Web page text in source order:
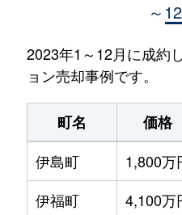
～
2023年1～12月に成約
ョン売却事例です。
町名 価格
伊島町
1,800万
伊福町
4,100万